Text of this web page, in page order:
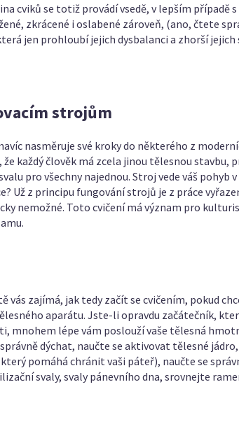
cviků se totiž provádí vsedě, v lepším případě
zkrácené i oslabené zároveň, (ano, čtete
jen prohloubí jejich dysbalanci a zhorší jejich
strojům
nasměruje své kroky do některého z
každý člověk má zcela jinou tělesnou stavbu,
pro všechny najednou. Stroj vede váš pohyb v
Už z principu fungování strojů je z práce
nemožné. Toto cvičení má význam pro
vás zajímá, jak tedy začít se cvičením, pokud
aparátu. Jste-li opravdu začátečník,
mnohem lépe vám poslouží vaše tělesná
dýchat, naučte se aktivovat tělesné
pomáhá chránit vaši páteř), naučte se
svaly, svaly pánevního dna, srovnejte